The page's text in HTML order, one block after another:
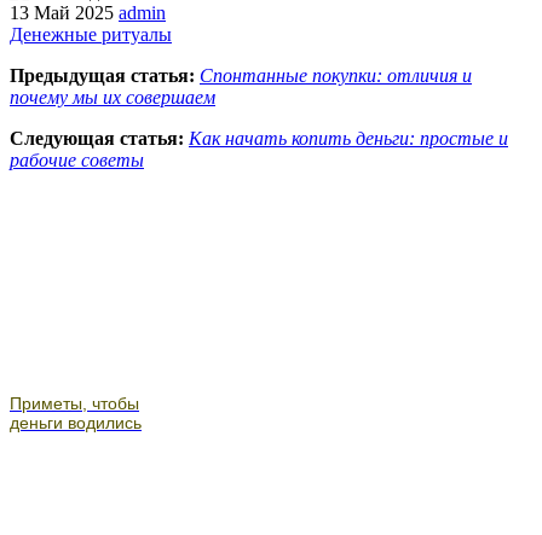
13 Май 2025 admin
Денежные ритуалы
Предыдущая статья: Спонтанные покупки: отличия и
почему мы их совершаем
Следующая статья: Как начать копить деньги: простые и
рабочие советы
Приметы, чтобы
деньги водились